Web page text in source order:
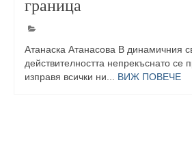
граница
Атанаска Атанасова В динамичния
действителността непрекъснато се
изправя всички ни... ВИЖ ПОВЕЧЕ